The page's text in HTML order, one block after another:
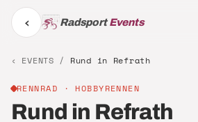
‹ RadsportEvents
‹ EVENTS / Rund in Refrath
RENNRAD · HOBBYRENNEN
Rund in Refrath